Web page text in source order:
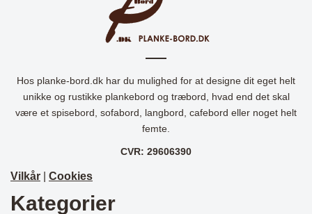
Hos planke-bord.dk har du mulighed for at designe dit eget helt
unikke og rustikke plankebord og træbord, hvad end det skal
være et spisebord, sofabord, langbord, cafebord eller noget helt
femte.
CVR: 29606390
Vilkår Cookies
Kategorier